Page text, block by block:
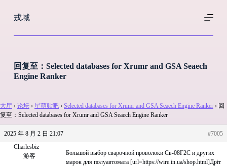
过
戎域
回复至：Selected databases for Xrumr and GSA Seaech
Engine Ranker
大厅 › 论坛 › 星萌贴吧 › Selected databases for Xrumr and GSA Seaech Engine Ranker › 回
复至：Selected databases for Xrumr and GSA Seaech Engine Ranker
2025 年 8 月 2 日 21:07
#7005
Charlesbiz
游客
Большой выбор сварочной проволоки Св-08Г2С и других
марок для полуавтомата [url=https://wire.in.ua/shop.html]Дріт